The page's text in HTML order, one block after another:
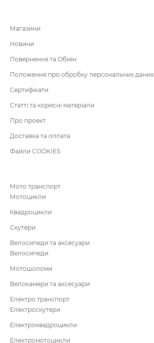
Магазини
Новини
Повернення та Обмін
Положення про обробку персональних даних
Сертифікати
Статті та корисні матеріали
Про проект
Доставка та оплата
Файли COOKIES
Мото транспорт
Мотоцикли
Квадроцикли
Скутери
Велосипеди та аксесуари
Велосипеди
Мотошоломи
Велокамери та аксесуари
Електро транспорт
Електроскутери
Електроквадроцикли
Електромотоцикли